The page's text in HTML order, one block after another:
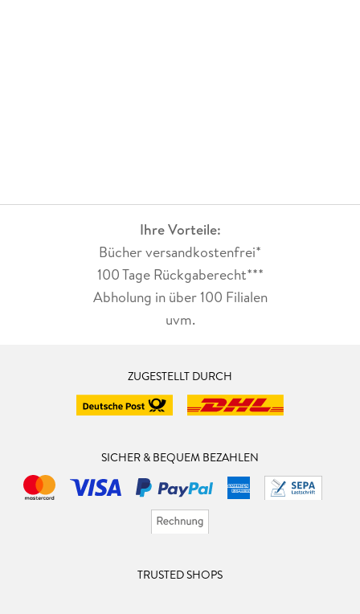
Ihre Vorteile:
Bücher versandkostenfrei*
100 Tage Rückgaberecht***
Abholung in über 100 Filialen
uvm.
ZUGESTELLT DURCH
SICHER & BEQUEM BEZAHLEN
TRUSTED SHOPS